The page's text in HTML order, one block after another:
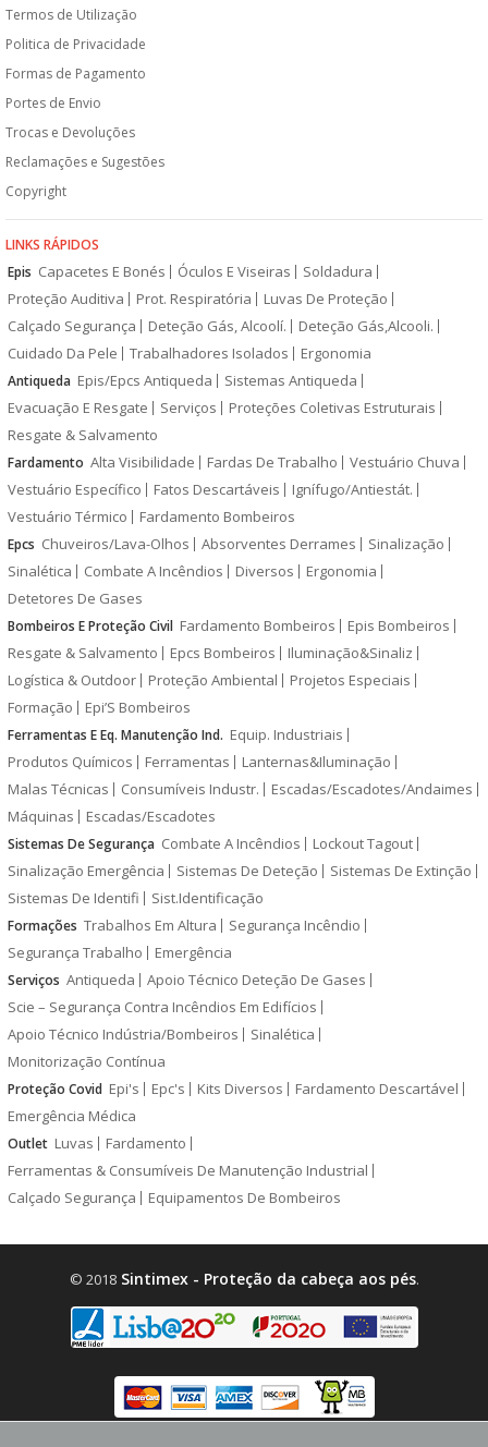
Termos de Utilização
Politica de Privacidade
Formas de Pagamento
Portes de Envio
Trocas e Devoluções
Reclamações e Sugestões
Copyright
LINKS RÁPIDOS
Epis Capacetes E Bonés Óculos E Viseiras
Soldadura
Proteção Auditiva
Prot. Respiratória
Luvas De Proteção
Calçado Segurança
Deteção Gás, Alcoolí.
Deteção Gás,Alcooli.
Cuidado Da Pele
Trabalhadores Isolados Ergonomia
Antiqueda Epis/Epcs Antiqueda
Sistemas Antiqueda
Evacuação E Resgate
Serviços
Proteções Coletivas Estruturais
Resgate & Salvamento
Fardamento Alta Visibilidade Fardas De Trabalho
Vestuário Chuva
Vestuário Específico
Fatos Descartáveis
Ignífugo/Antiestát.
Vestuário Térmico
Fardamento Bombeiros
Epcs Chuveiros/Lava-Olhos Absorventes Derrames
Sinalização
Sinalética
Combate A Incêndios Diversos
Ergonomia
Detetores De Gases
Bombeiros E Proteção Civil Fardamento Bombeiros
Epis Bombeiros
Resgate & Salvamento
Epcs Bombeiros
Iluminação&Sinaliz
Logística & Outdoor
Proteção Ambiental
Projetos Especiais
Formação
Epi’S Bombeiros
Ferramentas E Eq. Manutenção Ind. Equip. Industriais
Produtos Químicos
Ferramentas
Lanternas&Iluminação
Malas Técnicas
Consumíveis Industr.
Escadas/Escadotes/Andaimes
Máquinas
Escadas/Escadotes
Sistemas De Segurança Combate A Incêndios
Lockout Tagout
Sinalização Emergência
Sistemas De Deteção
Sistemas De Extinção
Sistemas De Identifi
Sist.Identificação
Formações Trabalhos Em Altura
Segurança Incêndio
Segurança Trabalho
Emergência
Serviços Antiqueda
Apoio Técnico Deteção De Gases
Scie – Segurança Contra Incêndios Em Edifícios
Apoio Técnico Indústria/Bombeiros
Sinalética
Monitorização Contínua
Proteção Covid Epi's Epc's Kits Diversos
Fardamento Descartável
Emergência Médica
Outlet Luvas
Fardamento
Ferramentas & Consumíveis De Manutenção Industrial
Calçado Segurança
Equipamentos De Bombeiros
© 2018Sintimex - Proteção da cabeça aos pés.